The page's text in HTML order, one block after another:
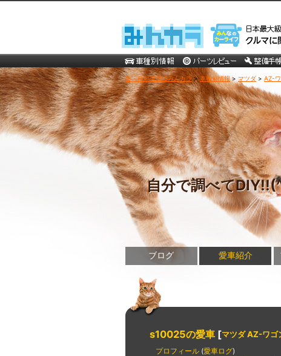
車・自動車SNSみんカラ>車種別情報> マツダ > AZ-
自分で調べて
ブログ 愛車紹介
s10025の愛車 [マツダ AZ-ワゴ
プロフィール (愛車ログ)